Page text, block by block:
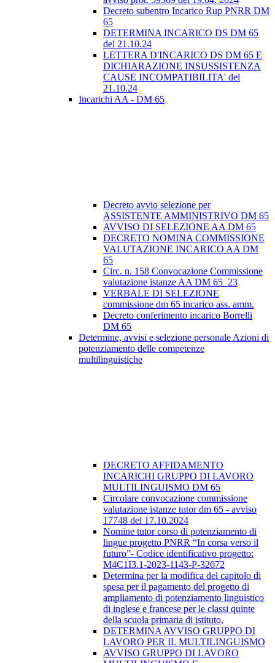
Decreto subentro Incarico Rup PNRR DM
65
DETERMINA INCARICO DS DM 65
del 21.10.24
LETTERA D'INCARICO DS DM 65 E
DICHIARAZIONE INSUSSISTENZA
CAUSE INCOMPATIBILITA' del
21.10.24
Incarichi AA - DM 65
Decreto avvio selezione per
ASSISTENTE AMMINISTRIVO DM 65
AVVISO DI SELEZIONE AA DM 65
DECRETO NOMINA COMMISSIONE
VALUTAZIONE INCARICO AA DM
65
Circ. n. 158 Convocazione Commissione
valutazione istanze AA DM 65_23
VERBALE DI SELEZIONE
commissione dm 65 incarico ass. amm.
Decreto conferimento incarico Borrelli
DM 65
Determine, avvisi e selezione personale Azioni di
potenziamento delle competenze
multilinguistiche
DECRETO AFFIDAMENTO
INCARICHI GRUPPO DI LAVORO
MULTILINGUISMO DM 65
Circolare convocazione commissione
valutazione istanze tutor dm 65 - avviso
17748 del 17.10.2024
Nomine tutor corso di potenziamento di
lingue progetto PNRR “In corsa verso il
futuro”- Codice identificativo progetto:
M4C1I3.1-2023-1143-P-32672
Determina per la modifica del capitolo di
spesa per il pagamento del progetto di
ampliamento di potenziamento linguistico
di inglese e francese per le classi quinte
della scuola primaria di istituto,
DETERMINA AVVISO GRUPPO DI
LAVORO PER IL MULTILINGUISMO
AVVISO GRUPPO DI LAVORO